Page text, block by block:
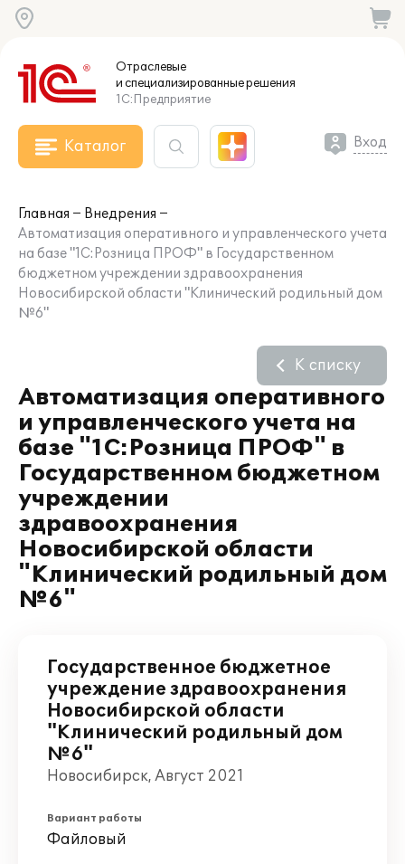
Отраслевые
и специализированныерешения
1С:Предприятие
Каталог Вход
Главная
Внедрения
Автоматизация оперативного и управленческого учета
на базе "1С:Розница ПРОФ" в Государственном
бюджетном учреждении здравоохранения
Новосибирской области "Клинический родильный дом
№6"
Автоматизация оперативного
и управленческого учета на
базе "1С:Розница ПРОФ" в
Государственном бюджетном
учреждении
здравоохранения
Новосибирской области
"Клинический родильный дом
№6"
К списку
Государственное бюджетное
учреждение здравоохранения
Новосибирской области
"Клинический родильный дом
№6"
Новосибирск, Август 2021
Вариант работы
Файловый